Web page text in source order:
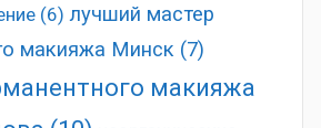
(6) лучший мастер
макияжа Минск (7)
макияжа